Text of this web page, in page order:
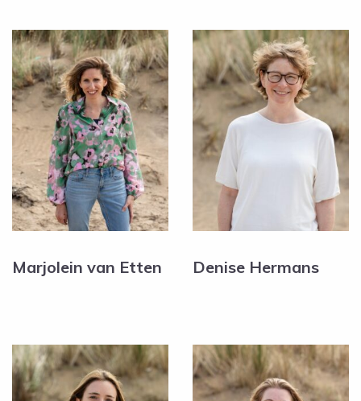
Marjolein van Etten Denise Hermans